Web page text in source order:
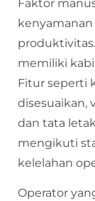
Faktor
produktivitas.
memiliki
Fitur seperti
disesuaikan,
dan tata
mengikuti
kelelahan
Operator